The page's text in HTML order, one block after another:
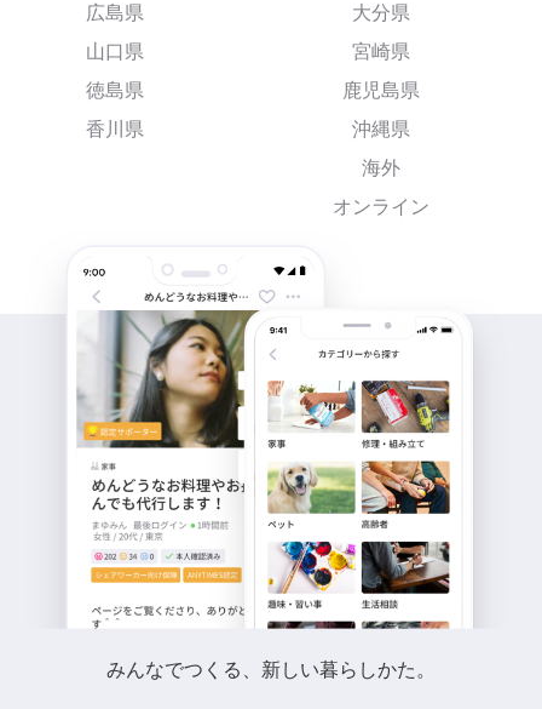
広島県
山口県
徳島県
香川県
大分県
宮崎県
鹿児島県
沖縄県
海外
オンライン
みんなでつくる、新しい暮らしかた。